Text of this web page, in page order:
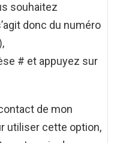
souhaitez
donc du numéro
# et appuyez sur
de mon
utiliser cette option,